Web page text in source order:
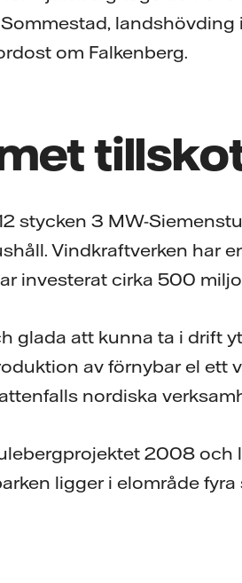
om Falkenberg.
stycken 3 MW-
Vindkraftverken har
investerat cirka 500
glada att kunna ta i drift
av förnybar el ett
nordiska
2008 och
ligger i elområde